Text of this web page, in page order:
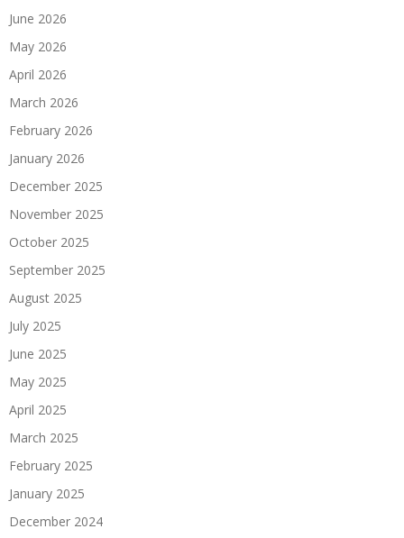
June 2026
May 2026
April 2026
March 2026
February 2026
January 2026
December 2025
November 2025
October 2025
September 2025
August 2025
July 2025
June 2025
May 2025
April 2025
March 2025
February 2025
January 2025
December 2024